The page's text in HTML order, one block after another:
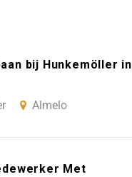
bij Hunkemöller in
Almelo
Met